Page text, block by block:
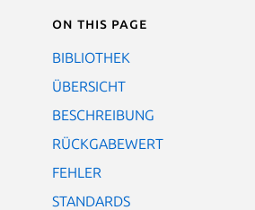
On this page
BIBLIOTHEK
ÜBERSICHT
BESCHREIBUNG
RÜCKGABEWERT
FEHLER
STANDARDS